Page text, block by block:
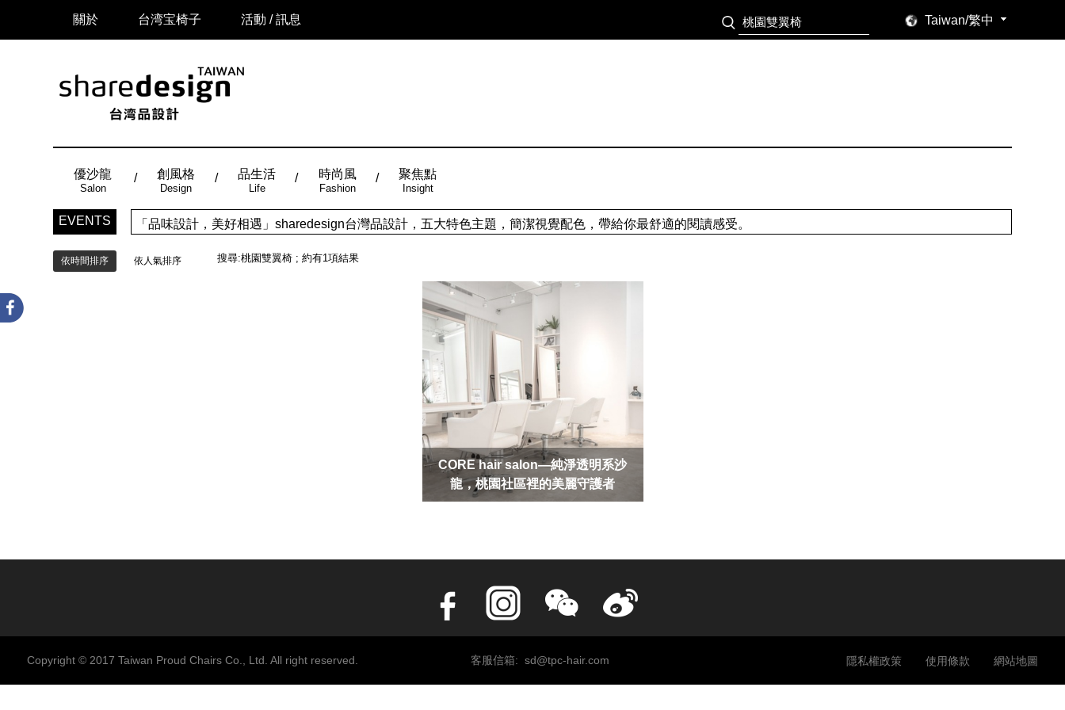
Taiwan/繁中
關於 台湾宝椅子 活動 / 訊息
優沙龍
Salon
創風格
Design
品生活
Life
時尚風
Fashion
聚焦點
Insight
EVENTS 「品味設計，美好相遇」sharedesign台灣品設計，五大特色主題，簡潔視覺配色，帶給你最舒適的閱讀感受。
依時間排序 依人氣排序 搜尋:桃園雙翼椅 ; 約有1項結果
CORE hair salon—純淨透明系沙
龍，桃園社區裡的美麗守護者
客服信箱: sd@tpc-hair.com 隱私權政策 使用條款 網站地圖
Copyright © 2017 Taiwan Proud Chairs Co., Ltd. All right reserved.